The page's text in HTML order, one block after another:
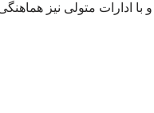
ادارات متولی نیز